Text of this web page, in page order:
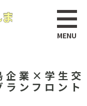
企業×学生交
ンフロント